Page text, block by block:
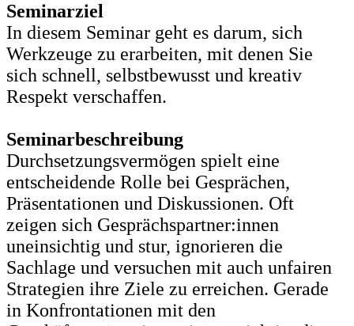
Seminarziel
In diesem Seminar geht es darum, sich
Werkzeuge zu erarbeiten, mit denen Sie
sich schnell, selbstbewusst und kreativ
Respekt verschaffen.
Seminarbeschreibung
Durchsetzungsvermögen spielt eine
entscheidende Rolle bei Gesprächen,
Präsentationen und Diskussionen. Oft
zeigen sich Gesprächspartner:innen
uneinsichtig und stur, ignorieren die
Sachlage und versuchen mit auch unfairen
Strategien ihre Ziele zu erreichen. Gerade
in Konfrontationen mit den